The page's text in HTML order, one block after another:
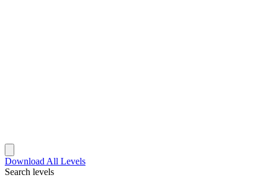
Download All Levels
Search levels